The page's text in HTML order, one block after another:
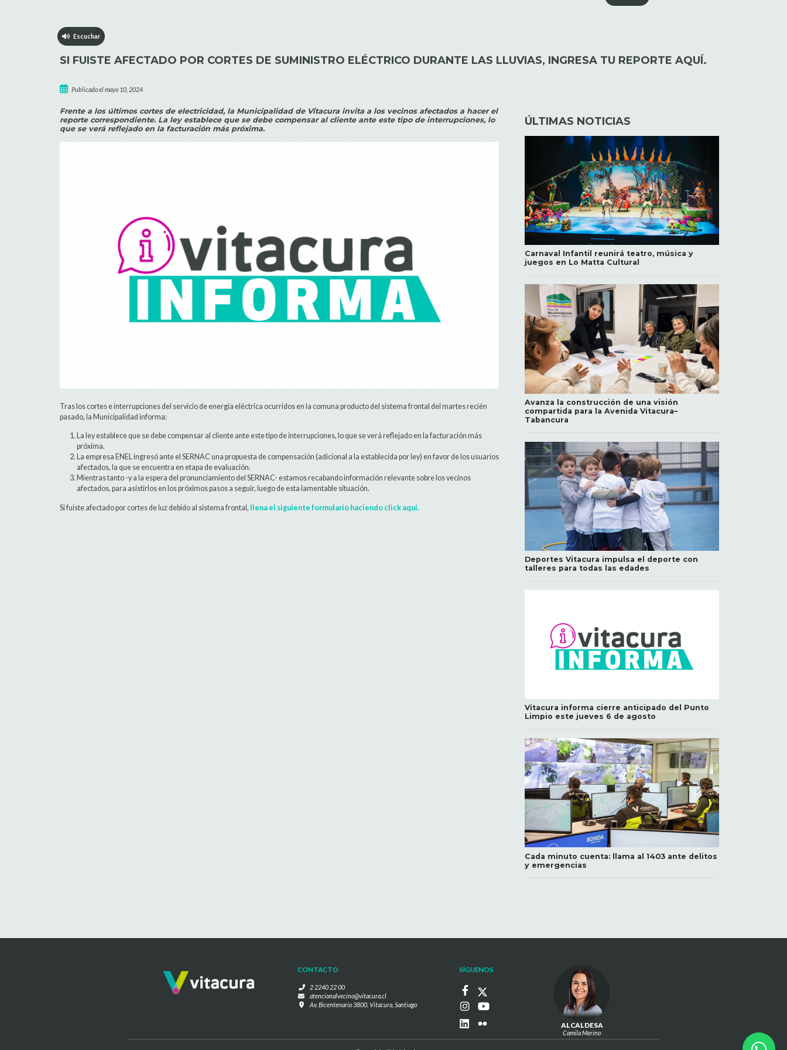
Escuchar
SI FUISTE AFECTADO POR CORTES DE SUMINISTRO ELÉCTRICO DURANTE LAS LLUVIAS, INGRESA TU REPORTE AQUÍ.
Publicado el mayo 10, 2024
Frente a los últimos cortes de electricidad, la Municipalidad de Vitacura invita a los vecinos afectados a hacer el
reporte correspondiente. La ley establece que se debe compensar al cliente ante este tipo de interrupciones, lo
que se verá reflejado en la facturación más próxima.
Tras los cortes e interrupciones del servicio de energía eléctrica ocurridos en la comuna producto del sistema frontal del martes recién
pasado, la Municipalidad informa:
La ley establece que se debe compensar al cliente ante este tipo de interrupciones, lo que se verá reflejado en la facturación más
próxima.
La empresa ENEL ingresó ante el SERNAC una propuesta de compensación (adicional a la establecida por ley) en favor de los usuarios
afectados, la que se encuentra en etapa de evaluación.
Mientras tanto -y a la espera del pronunciamiento del SERNAC- estamos recabando información relevante sobre los vecinos
afectados, para asistirlos en los próximos pasos a seguir, luego de esta lamentable situación.
Si fuiste afectado por cortes de luz debido al sistema frontal, llena el siguiente formulario haciendo click aquí.
ÚLTIMAS NOTICIAS
Carnaval Infantil reunirá teatro, música y
juegos en Lo Matta Cultural
Avanza la construcción de una visión
compartida para la Avenida Vitacura–
Tabancura
Deportes Vitacura impulsa el deporte con
talleres para todas las edades
Vitacura informa cierre anticipado del Punto
Limpio este jueves 6 de agosto
Cada minuto cuenta: llama al 1403 ante delitos
y emergencias
CONTACTO
2 2240 22 00
atencionalvecino@vitacura.cl
Av. Bicentenario 3800, Vitacura, Santiago
SÍGUENOS
ALCALDESA
Camila Merino